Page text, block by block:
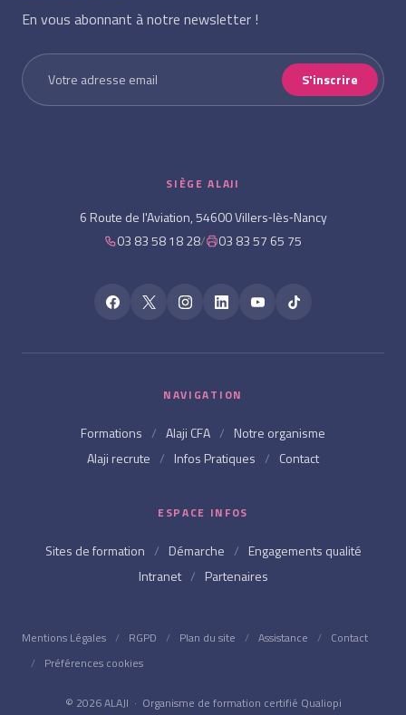
En vous abonnant à notre newsletter !
S'inscrire
SIÈGE ALAJI
6 Route de l'Aviation, 54600 Villers‑lès‑Nancy
03 83 58 18 28/ 03 83 57 65 75
NAVIGATION
Formations / Alaji CFA / Notre organisme
Alaji recrute / Infos Pratiques / Contact
ESPACE INFOS
Sites de formation / Démarche / Engagements qualité
Intranet / Partenaires
Mentions Légales / RGPD / Plan du site / Assistance /
Contact
/
Préférences cookies
© 2026 ALAJI · Organisme de formation certifié Qualiopi